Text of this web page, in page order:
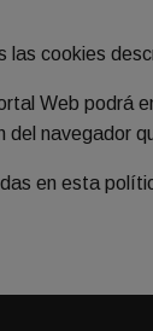
las cookies
Web podrá
del navegador
en esta